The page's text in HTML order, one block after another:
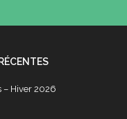
– Hiver 2026